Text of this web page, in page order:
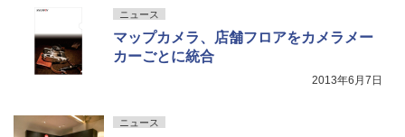
ニュース
マップカメラ、店舗フロアをカメラメー
カーごとに統合
2013年6月7日
ニュース